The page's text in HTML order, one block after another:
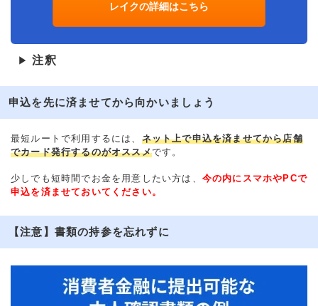
レイクの詳細はこちら
▶ 注釈
申込を先に済ませてから向かいましょう
最短ルートで利用するには、 ネット上で申込を済ませてから店舗
でカード発行するのがオススメです。
少しでも短時間でお金を用意したい方は、 今の内にスマホやPCで
申込を済ませておいてください。
【注意】書類の持参を忘れずに